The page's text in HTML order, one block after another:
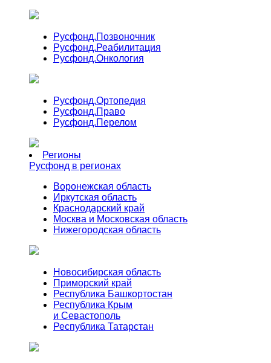
Русфонд.Позвоночник
Русфонд.Реабилитация
Русфонд.Онкология
Русфонд.Ортопедия
Русфонд.Право
Русфонд.Перелом
Регионы
Русфонд в регионах
Воронежская область
Иркутская область
Краснодарский край
Москва и Московская область
Нижегородская область
Новосибирская область
Приморский край
Республика Башкортостан
Республика Крым
и Севастополь
Республика Татарстан